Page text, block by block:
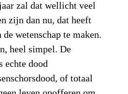
zal dat wellicht veel
zijn dan nu, dat heeft
wetenschap te maken.
heel simpel. De
echte dood
of totaal